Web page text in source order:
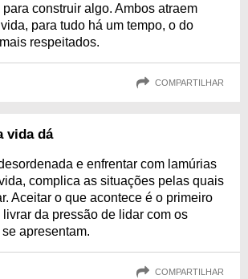
construir algo. Ambos atraem
para tudo há um tempo, o do
respeitados.
COMPARTILHAR
vida dá
e enfrentar com lamúrias
complica as situações pelas quais
Aceitar o que acontece é o primeiro
da pressão de lidar com os
apresentam.
COMPARTILHAR